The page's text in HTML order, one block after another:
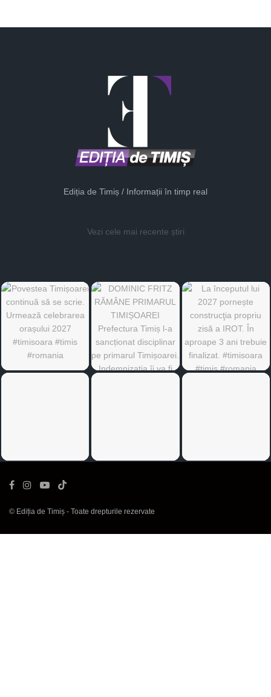
Ediția de Timiș / Informații în timp real
Vezi cele mai recente știri
© Ediția de Timiș - Toate drepturile rezervate